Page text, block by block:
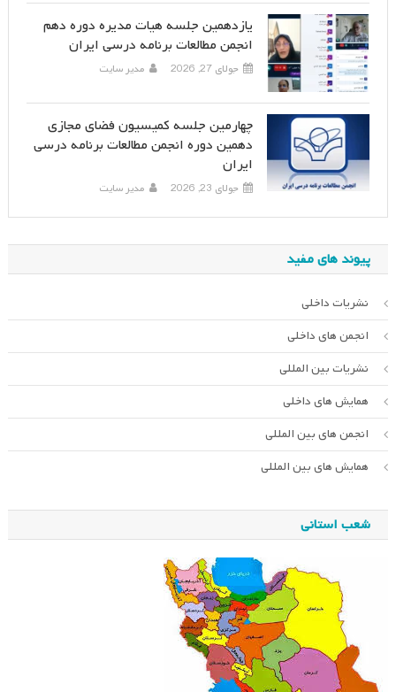
یازدهمین جلسه هیات مدیره دوره دهم
انجمن مطالعات برنامه درسی ایران
جولای 27, 2026 مدیر سایت
چهارمین جلسه کمیسیون فضای مجازی
دهمین دوره انجمن مطالعات برنامه درسی
ایران
جولای 23, 2026 مدیر سایت
پیوند های مفید
نشریات داخلی
انجمن های داخلی
نشریات بین المللی
همایش های داخلی
انجمن های بین المللی
همایش های بین المللی
شعب استانی